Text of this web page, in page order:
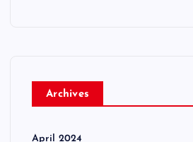
Archives
April 2024